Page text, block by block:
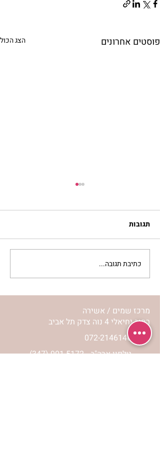
פוסטים אחרונים הצג הכול
מתגעגעות לבית המפגש,
השיעור לתשעה באב | הר'
ימימה מזרחי
תגובות
כתיבת תגובה...
מרכז שמים / אשירה
רחוב יחיאלי 4 נוה צדק תל אביב
072-2146146
(347) 901-5172 טלפון ארה"ב